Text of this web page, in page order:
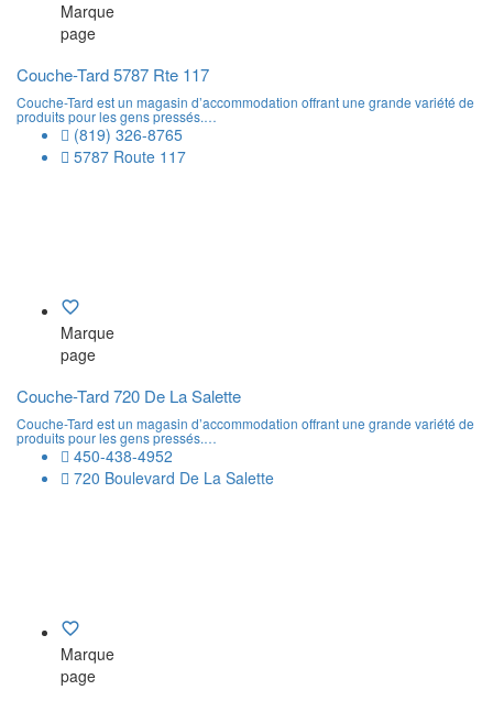
Marque
page
Couche-Tard 5787 Rte 117
Couche-Tard est un magasin d’accommodation offrant une grande variété de
produits pour les gens pressés.…
(819) 326-8765
5787 Route 117
Marque
page
Couche-Tard 720 De La Salette
Couche-Tard est un magasin d’accommodation offrant une grande variété de
produits pour les gens pressés.…
450-438-4952
720 Boulevard De La Salette
Marque
page